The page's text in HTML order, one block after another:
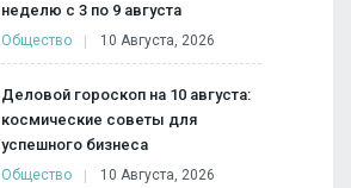
неделю с 3 по 9 августа
Общество 10 Августа, 2026
Деловой гороскоп на 10 августа:
космические советы для
успешного бизнеса
Общество 10 Августа, 2026